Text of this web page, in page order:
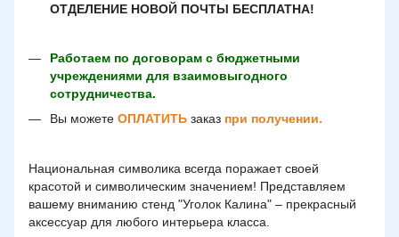
ОТДЕЛЕНИЕ НОВОЙ ПОЧТЫ БЕСПЛАТНА!
Работаем по договорам с бюджетными
учреждениями для взаимовыгодного
сотрудничества.
Вы можете ОПЛАТИТЬ заказ при получении.
Национальная символика всегда поражает своей
красотой и символическим значением! Представляем
вашему вниманию стенд "Уголок Калина" – прекрасный
аксессуар для любого интерьера класса.